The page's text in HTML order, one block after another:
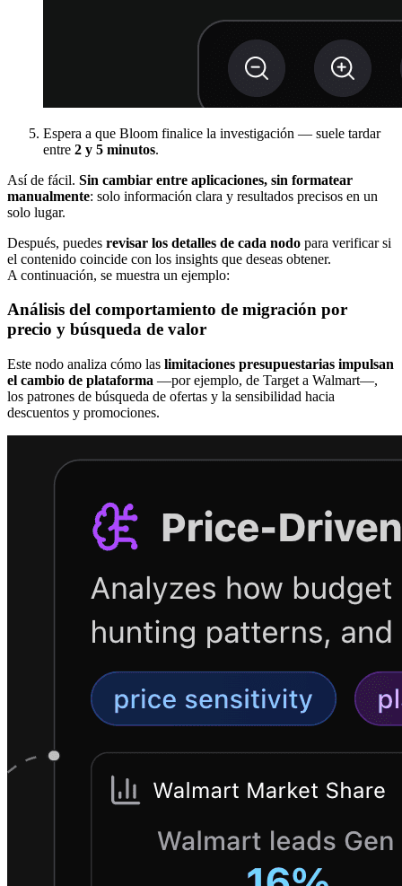
Espera a que Bloom finalice la investigación — suele tardar
entre 2 y 5 minutos.
Así de fácil. Sin cambiar entre aplicaciones, sin formatear
manualmente: solo información clara y resultados precisos en un
solo lugar.
Después, puedes revisar los detalles de cada nodo para verificar si
el contenido coincide con los insights que deseas obtener.
A continuación, se muestra un ejemplo:
Análisis del comportamiento de migración por
precio y búsqueda de valor
Este nodo analiza cómo las limitaciones presupuestarias impulsan
el cambio de plataforma —por ejemplo, de Target a Walmart—,
los patrones de búsqueda de ofertas y la sensibilidad hacia
descuentos y promociones.